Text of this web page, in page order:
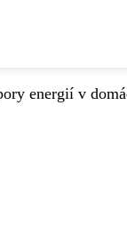
energií v